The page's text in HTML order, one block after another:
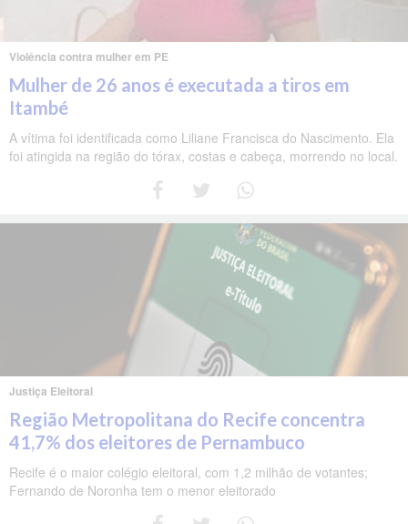
Violência contra mulher em PE
Mulher de 26 anos é executada a tiros em
Itambé
A vítima foi identificada como Liliane Francisca do Nascimento. Ela
foi atingida na região do tórax, costas e cabeça, morrendo no local.
Justiça Eleitoral
Região Metropolitana do Recife concentra
41,7% dos eleitores de Pernambuco
Recife é o maior colégio eleitoral, com 1,2 milhão de votantes;
Fernando de Noronha tem o menor eleitorado